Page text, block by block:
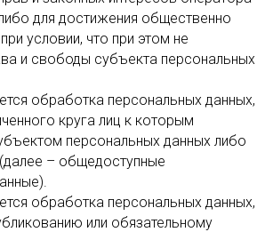
для достижения общественно
условии, что при этом не
и свободы субъекта персональных
обработка персональных данных,
круга лиц к которым
персональных данных либо
– общедоступные
обработка персональных данных,
или обязательному